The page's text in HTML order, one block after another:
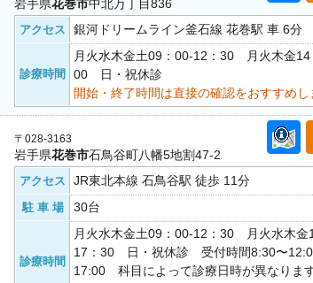
岩手県花巻市中北万丁目836
アクセス 銀河ドリームライン釜石線 花巻駅 車 6分
診療時間
月火水木金土09：00-12：30 月火木金14
00 日・祝休診
開始・終了時間は直接の確認をおすすめし
〒028-3163
岩手県花巻市石鳥谷町八幡5地割47-2
アクセス JR東北本線 石鳥谷駅 徒歩 11分
駐 車 場 30台
診療時間
月火水木金土09：00-12：30 月火水木金
17：30 日・祝休診 受付時間8:30〜
17:00 科目によって診療日時が異なりま